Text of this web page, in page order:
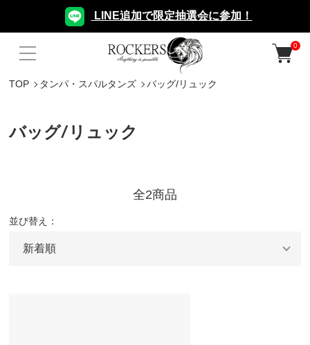
LINE追加で限定抽選会に参加！
0
TOP タンパ・スパルタンズ バッグ/リュック
バッグ/リュック
全2商品
並び替え：